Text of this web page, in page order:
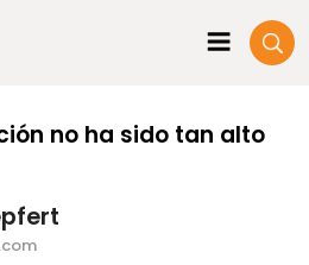
no ha sido tan alto